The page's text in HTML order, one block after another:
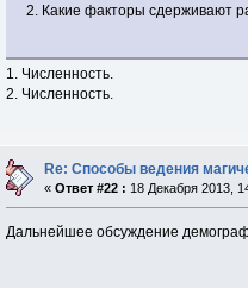
2. Какие факторы сдерживают
1. Численность.
2. Численность.
Re: Способы ведения
«Ответ #22 : 18 Декабря 2013,
Дальнейшее обсуждение